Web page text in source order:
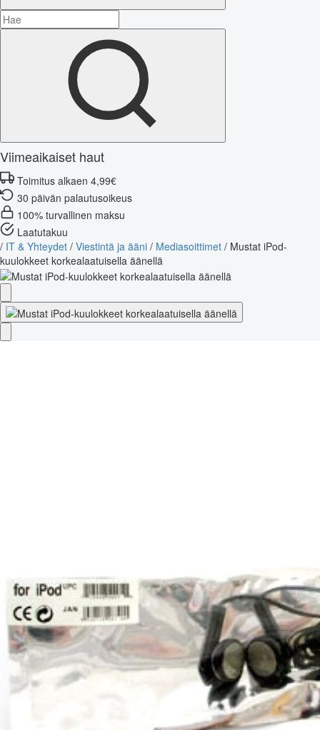
Viimeaikaiset haut
Toimitus alkaen 4,99€
30 päivän palautusoikeus
100% turvallinen maksu
Laatutakuu
/ IT & Yhteydet / Viestintä ja ääni / Mediasoittimet / Mustat iPod-
kuulokkeet korkealaatuisella äänellä